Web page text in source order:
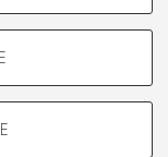
caratteristiche della
loro comportamento